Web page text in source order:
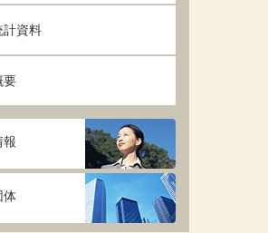
計資料
要
報
体